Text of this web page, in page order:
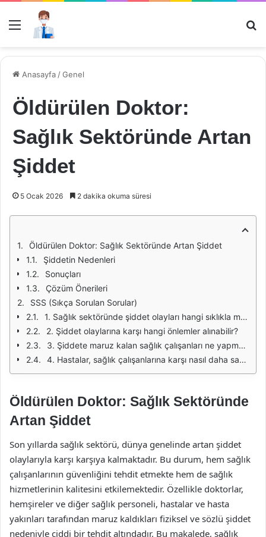
Menü
Anasayfa /Genel
Öldürülen Doktor:
Sağlık Sektöründe Artan
Şiddet
5 Ocak 2026 2 dakika okuma süresi
Öldürülen Doktor: Sağlık Sektöründe Artan Şiddet
Şiddetin Nedenleri
Sonuçları
Çözüm Önerileri
SSS (Sıkça Sorulan Sorular)
1. Sağlık sektöründe şiddet olayları hangi sıklıkla meydana gelmektedir?
2. Şiddet olaylarına karşı hangi önlemler alınabilir?
3. Şiddete maruz kalan sağlık çalışanları ne yapmalıdır?
4. Hastalar, sağlık çalışanlarına karşı nasıl daha saygılı olabilir?
Öldürülen Doktor: Sağlık Sektöründe
Artan Şiddet
Son yıllarda sağlık sektörü, dünya genelinde artan şiddet
olaylarıyla karşı karşıya kalmaktadır. Bu durum, hem sağlık
çalışanlarının güvenliğini tehdit etmekte hem de sağlık
hizmetlerinin kalitesini etkilemektedir. Özellikle doktorlar,
hemşireler ve diğer sağlık personeli, hastalar ve hasta
yakınları tarafından maruz kaldıkları fiziksel ve sözlü şiddet
nedeniyle ciddi bir tehdit altındadır. Bu makalede, sağlık